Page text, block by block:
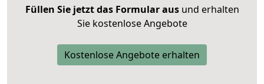
Füllen Sie jetzt das Formular ausund erhalten
Sie kostenlose Angebote
Kostenlose Angebote erhalten